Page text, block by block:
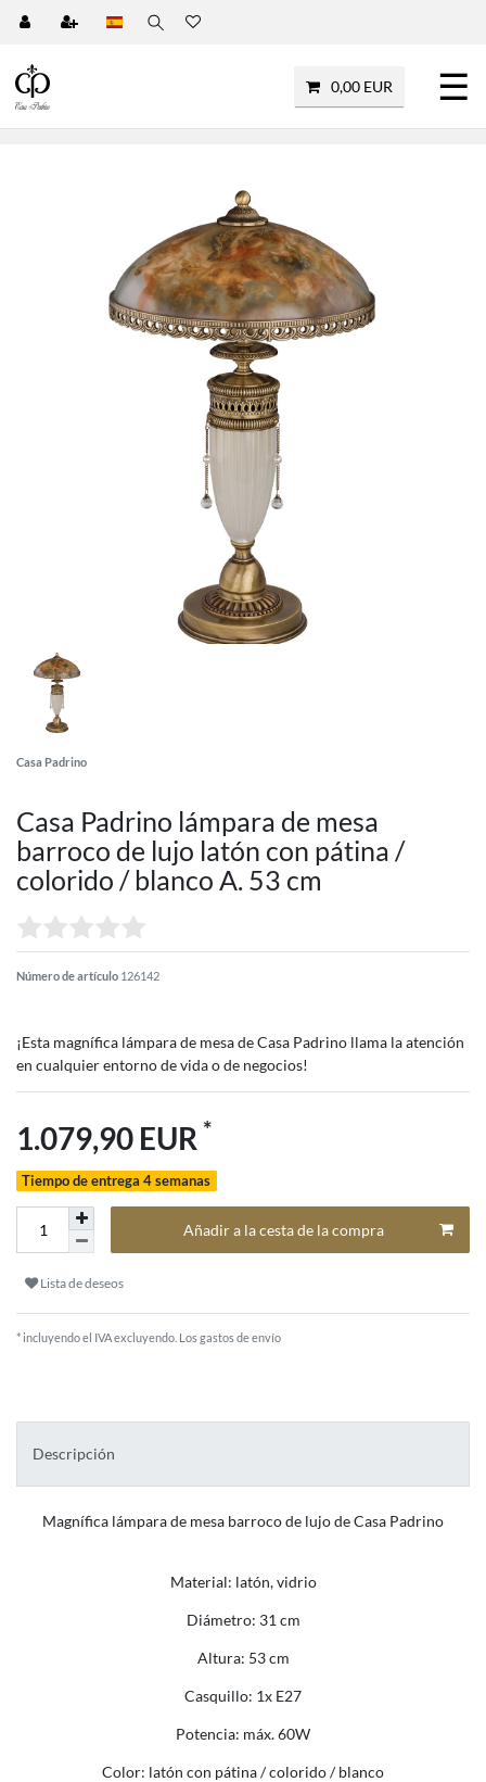
0,00 EUR ☰
Casa Padrino
Casa Padrino lámpara de mesa
barroco de lujo latón con pátina /
colorido / blanco A. 53 cm
Número de artículo 126142
¡Esta magnífica lámpara de mesa de Casa Padrino llama la atención
en cualquier entorno de vida o de negocios!
1.079,90 EUR *
Tiempo de entrega 4 semanas
Añadir a la cesta de la compra
Lista de deseos
* incluyendo el IVA excluyendo. Los gastos de envío
Descripción
Magnífica lámpara de mesa barroco de lujo de Casa Padrino
Material: latón, vidrio
Diámetro: 31 cm
Altura: 53 cm
Casquillo: 1x E27
Potencia: máx. 60W
Color: latón con pátina / colorido / blanco